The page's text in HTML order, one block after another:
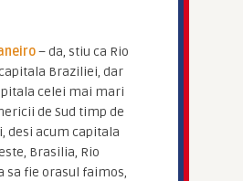
– da, stiu ca Rio
Braziliei, dar
celei mai mari
de Sud timp de
desi acum capitala
Brasilia, Rio
sa fie orasul faimos,